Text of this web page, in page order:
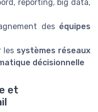
reporting, big data,
des équipes
les systèmes réseaux
décisionnelle
et